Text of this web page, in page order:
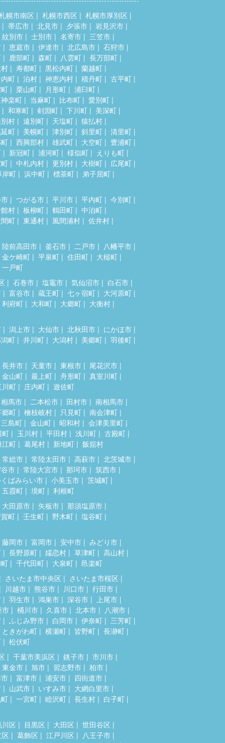
幌市南区 札幌市西区
札幌市厚別区
帯広市
北見市 夕張市
岩見沢市
紋別市
士別市 名寄市
三笠市
恵庭市 伊達市 北広島市
石狩市
鹿部町 森町 八雲町
長万部町
寿都町 黒松内町
蘭越町
町
泊村 神恵内村 積丹町
古平町
栗山町 月形町
浦臼町
楽町
当麻町 比布町
愛別町
和寒町
剣淵町 下川町
美深町
村
遠別町 天塩町
猿払村
町
美幌町 津別町 斜里町
清里町
西興部村 雄武町 大空町
豊浦町
新冠町 浦河町 様似町
えりも町
中札内村 更別村 大樹町
広尾町
岸町
浜中町 標茶町 弟子屈町
つがる市 平川市 平内町
今別町
村
板柳町 鶴田町
中泊町
町
東通村 風間浦村 佐井村
陸前高田市 釜石市 二戸市
八幡平市
金ケ崎町
平泉町 住田町
大槌町
一戸町
石巻市 塩竈市 気仙沼市
白石市
富谷市 蔵王町 七ヶ宿町
大河原町
利府町
大和町 大郷町 大衡村
潟上市 大仙市 北秋田市
にかほ市
町
井川町 大潟村 美郷町 羽後町
長井市 天童市 東根市
尾花沢市
金山町
最上町 舟形町
真室川町
川町
庄内町
遊佐町
相馬市
二本松市 田村市
南相馬市
郷町
檜枝岐村 只見町
南会津町
三島町
金山町 昭和村
会津美里町
町
玉川村 平田村 浅川町
古殿町
江町
葛尾村 新地町
飯舘村
常総市
常陸太田市 高萩市
北茨城市
市
常陸大宮市 那珂市
筑西市
ばみらい市
小美玉市
茨城町
五霞町
境町
利根町
大田原市
矢板市
那須塩原市
町
壬生町 野木町 塩谷町
藤岡市 富岡市 安中市
みどり市
長野原町 嬬恋村 草津町
高山村
千代田町 大泉町
邑楽町
さいたま市中央区
さいたま市桜区
川越市
熊谷市 川口市
行田市
羽生市 鴻巣市 深谷市
上尾市
市
桶川市 久喜市 北本市
八潮市
ふじみ野市 白岡市 伊奈町
三芳町
ときがわ町
横瀬町 皆野町
長瀞町
松伏町
千葉市美浜区 銚子市
市川市
東金市
旭市 習志野市
柏市
富津市 浦安市
四街道市
山武市 いすみ市
大網白里市
一宮町 睦沢町 長生村 白子町
川区 目黒区 大田区
世田谷区
葛飾区 江戸川区
八王子市